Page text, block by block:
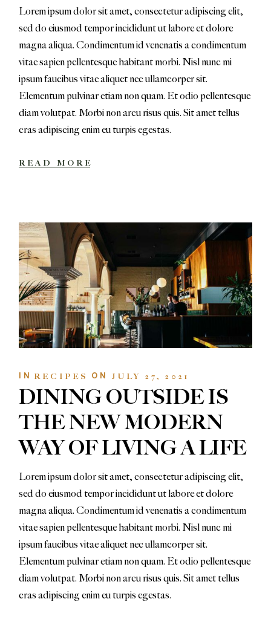
Lorem ipsum dolor sit amet, consectetur adipiscing elit,
sed do eiusmod tempor incididunt ut labore et dolore
magna aliqua. Condimentum id venenatis a condimentum
vitae sapien pellentesque habitant morbi. Nisl nunc mi
ipsum faucibus vitae aliquet nec ullamcorper sit.
Elementum pulvinar etiam non quam. Et odio pellentesque
diam volutpat. Morbi non arcu risus quis. Sit amet tellus
cras adipiscing enim eu turpis egestas.
READ MORE
IN RECIPES ON JULY 27, 2021
DINING OUTSIDE IS
THE NEW MODERN
WAY OF LIVING A LIFE
Lorem ipsum dolor sit amet, consectetur adipiscing elit,
sed do eiusmod tempor incididunt ut labore et dolore
magna aliqua. Condimentum id venenatis a condimentum
vitae sapien pellentesque habitant morbi. Nisl nunc mi
ipsum faucibus vitae aliquet nec ullamcorper sit.
Elementum pulvinar etiam non quam. Et odio pellentesque
diam volutpat. Morbi non arcu risus quis. Sit amet tellus
cras adipiscing enim eu turpis egestas.